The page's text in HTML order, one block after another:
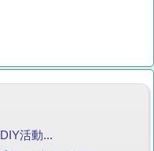
活動...